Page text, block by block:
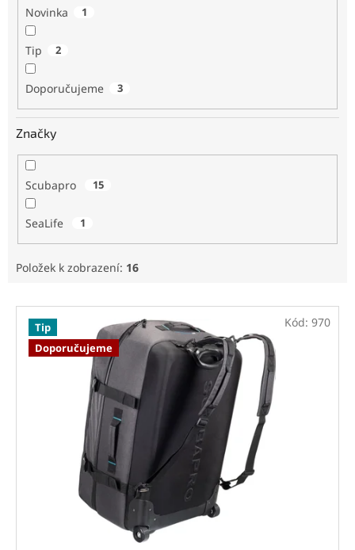
Novinka 1
Tip 2
Doporučujeme 3
Značky
Scubapro 15
SeaLife 1
Položek k zobrazení: 16
V
Tip
Doporučujeme
Kód: 970